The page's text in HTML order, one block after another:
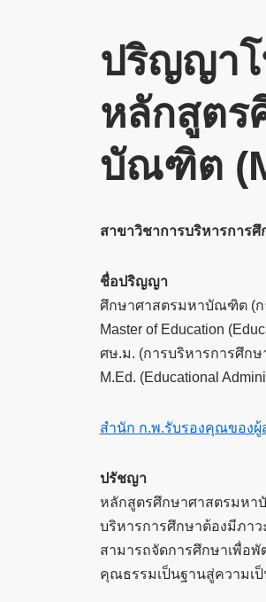
ปริญญา
หลักสูตร
บัณฑิต
สาขาวิชาการบริหารการศึ
ชื่อปริญญา
ศึกษาศาสตรมหาบัณฑิต (ก
Master of Education
ศษ.ม. (การบริหารการศึกษ
M.Ed. (Educational
สำนัก ก.พ.รับรองคุณของ
ปรัชญา
หลักสูตรศึกษาศาสตรมหา
บริหารการศึกษาต้องมีภา
สามารถจัดการศึกษาเพื่อ
คุณธรรมเป็นฐานสู่ความเ